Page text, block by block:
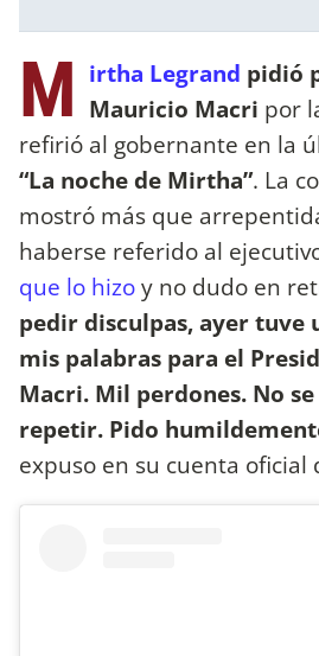
M irtha Legrand pidió
Mauricio Macri por
refirió al gobernante en la
“La noche de Mirtha”. La
mostró más que
haberse referido al
que lo hizoy no dudo en
pedir disculpas, ayer tuve
mis palabras para el
Macri. Mil perdones. No
repetir. Pido
expuso en su cuenta oficial